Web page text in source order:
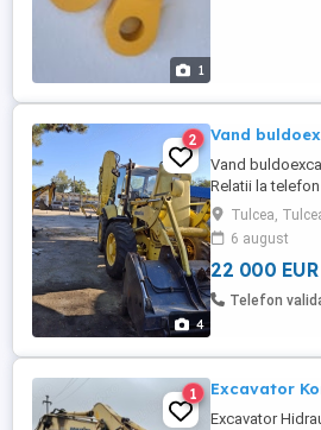
1
4
2 Vand
Vand
Relatii la
Tulcea,
6 august
22 000 EUR
Telefon
1 Excavator
Excavator